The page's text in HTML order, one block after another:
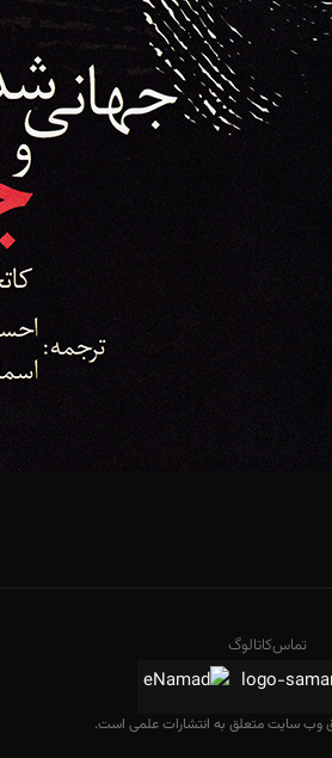
تماسکاتالوگ